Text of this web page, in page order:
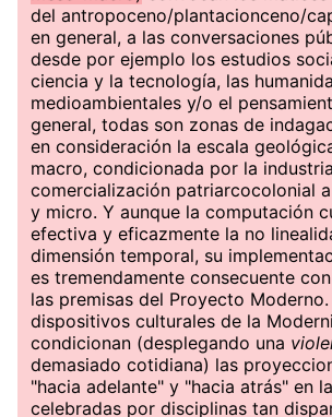
del antropoceno/plantacionceno/
en general, a las conversaciones
desde por ejemplo los estudios
ciencia y la tecnología, las
medioambientales y/o el
general, todas son zonas de
en consideración la escala
macro, condicionada por la
comercialización patriarcocolonial
y micro. Y aunque la computación
efectiva y eficazmente la no
dimensión temporal, su
es tremendamente consecuente
las premisas del Proyecto
dispositivos culturales de la
condicionan (desplegando una
demasiado cotidiana) las
"hacia adelante" y "hacia atrás" en
celebradas por disciplinas tan